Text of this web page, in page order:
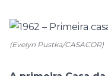
(Evelyn Pustka/CASACOR)